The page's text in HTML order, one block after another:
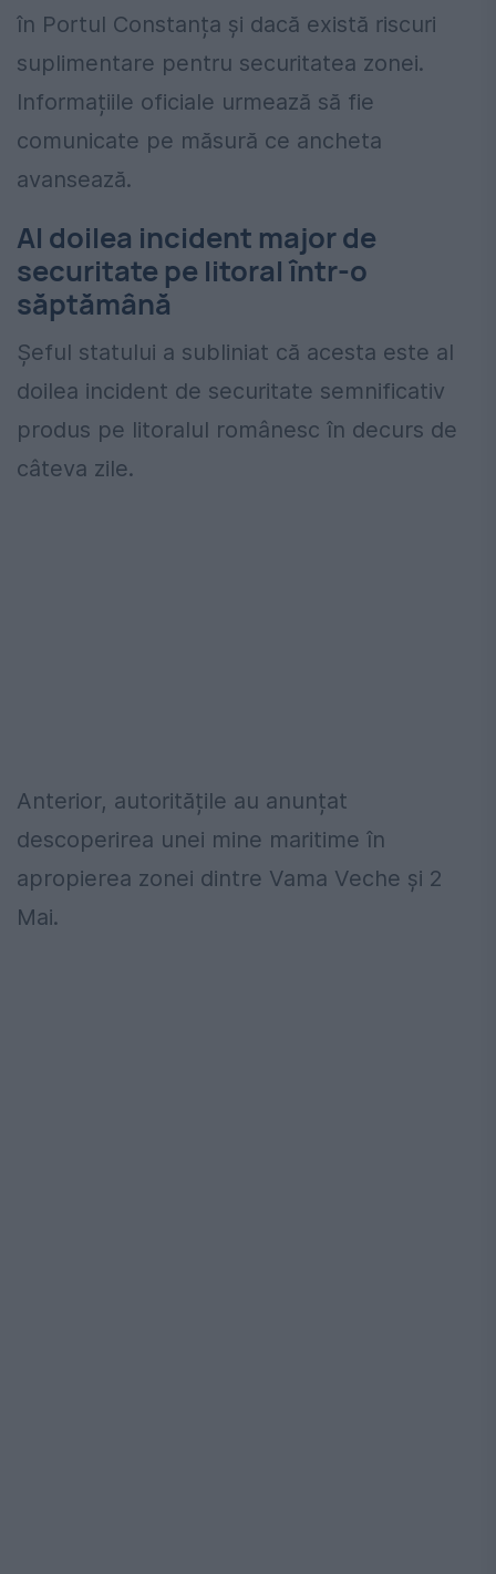
în Portul Constanța și dacă există riscuri
suplimentare pentru securitatea zonei.
Informațiile oficiale urmează să fie
comunicate pe măsură ce ancheta
avansează.
Al doilea incident major de
securitate pe litoral într-o
săptămână
Șeful statului a subliniat că acesta este al
doilea incident de securitate semnificativ
produs pe litoralul românesc în decurs de
câteva zile.
Anterior, autoritățile au anunțat
descoperirea unei mine maritime în
apropierea zonei dintre Vama Veche și 2
Mai.